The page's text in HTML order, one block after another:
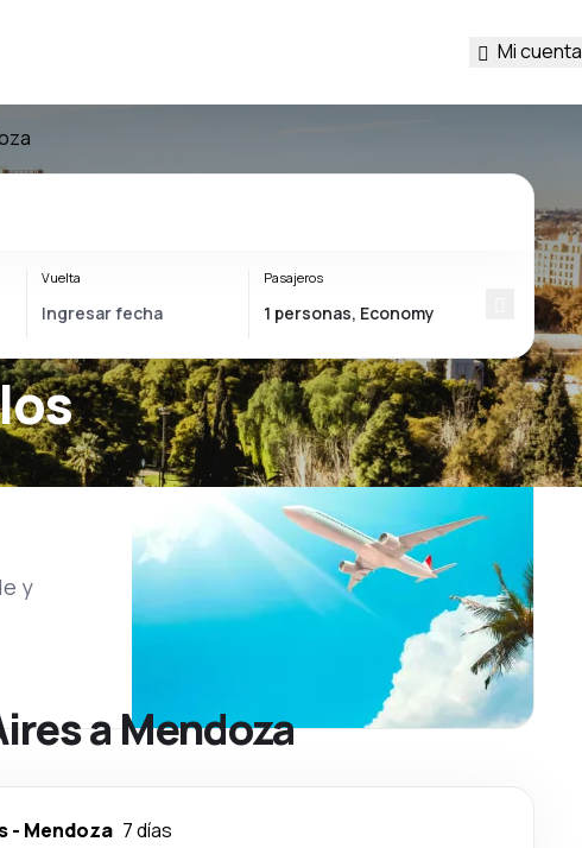
Mi cuenta
Vuelta Pasajeros
y
a Mendoza
- Mendoza 7 días